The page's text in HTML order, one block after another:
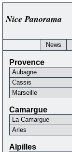
Nice Panorama
News
Provence
Aubagne
Cassis
Marseille
Camargue
La Camargue
Arles
Alpilles